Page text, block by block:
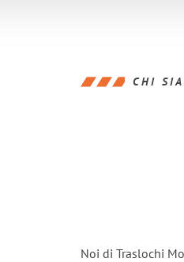
CHI
Noi di Traslochi